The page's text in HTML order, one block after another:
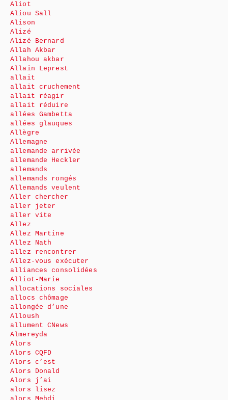
Aliot
Aliou Sall
Alison
Alizé
Alizé Bernard
Allah Akbar
Allahou akbar
Allain Leprest
allait
allait cruchement
allait réagir
allait réduire
allées Gambetta
allées glauques
Allègre
Allemagne
allemande arrivée
allemande Heckler
allemands
allemands rongés
Allemands veulent
Aller chercher
aller jeter
aller vite
Allez
Allez Martine
Allez Nath
allez rencontrer
Allez-vous exécuter
alliances consolidées
Alliot-Marie
allocations sociales
allocs chômage
allongée d’une
Alloush
allument CNews
Almereyda
Alors
Alors CQFD
Alors c’est
Alors Donald
Alors j’ai
alors lisez